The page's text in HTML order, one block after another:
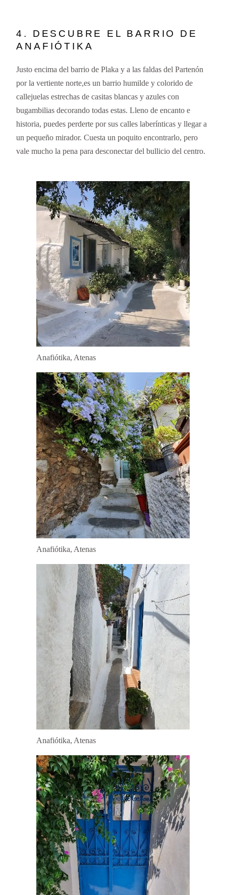
4. DESCUBRE EL BARRIO DE
ANAFIÓTIKA
Justo encima del barrio de Plaka y a las faldas del Partenón
por la vertiente norte,es un barrio humilde y colorido de
callejuelas estrechas de casitas blancas y azules con
bugambilias decorando todas estas. Lleno de encanto e
historia, puedes perderte por sus calles laberínticas y llegar a
un pequeño mirador. Cuesta un poquito encontrarlo, pero
vale mucho la pena para desconectar del bullicio del centro.
Anafiótika, Atenas
Anafiótika, Atenas
Anafiótika, Atenas